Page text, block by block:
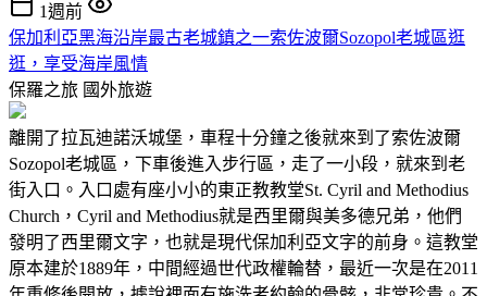
1週前
保加利亞黑海沿岸最古老城鎮之一索佐波爾Sozopol老城區逛
逛，享受海岸風情
保羅之旅 國外旅遊
離開了拉瓦迪諾沃城堡，車程十分鐘之後就來到了索佐波爾
Sozopol老城區，下車後進入步行區，走了一小段，就來到老
街入口。入口處有座小小的東正教教堂St. Cyril and Methodius
Church，Cyril and Methodius就是西里爾與美多德兄弟，他們
發明了西里爾文字，也就是現代保加利亞文字的前身。這教堂
原本建於1889年，中間經過世代政權輪替，最近一次是在2011